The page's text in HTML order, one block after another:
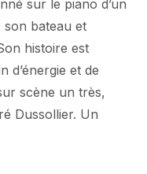
sur le piano d’un
son bateau et
histoire est
d’énergie et de
scène un très,
Dussollier. Un